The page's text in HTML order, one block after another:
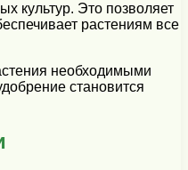
культур. Это позволяет
растениям все
необходимыми
становится